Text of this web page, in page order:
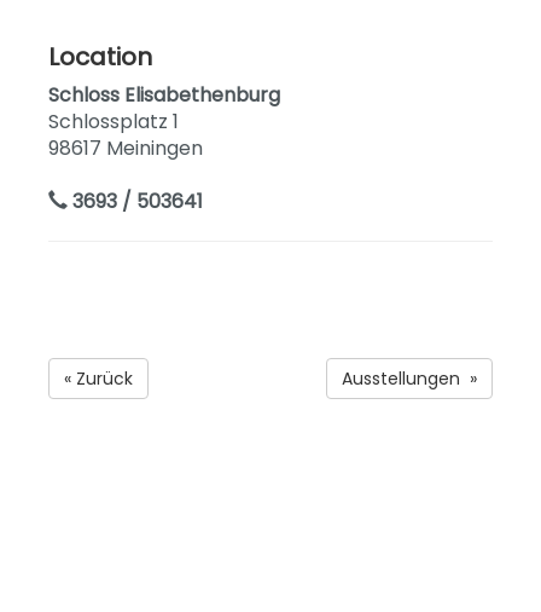
Location
Schloss Elisabethenburg
Schlossplatz 1
98617 Meiningen
3693 / 503641
« Zurück Ausstellungen »